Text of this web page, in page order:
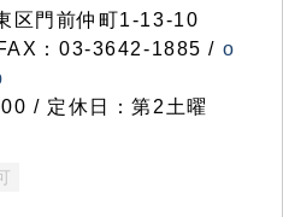
門前仲町1-13-10
：03-3642-1885 / o
/ 定休日：第2土曜